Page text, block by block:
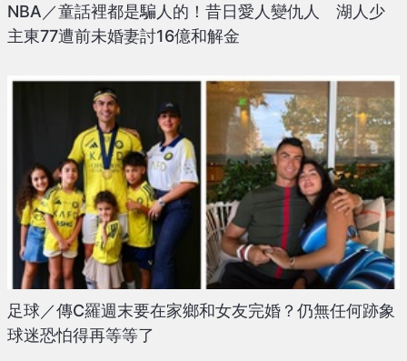
NBA／童話裡都是騙人的！昔日愛人變仇人 湖人少
主東77遭前未婚妻討16億和解金
足球／傳C羅週末要在家鄉和女友完婚？仍無任何跡象
球迷恐怕得再等等了